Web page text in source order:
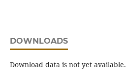
DOWNLOADS
Download data is not yet available.